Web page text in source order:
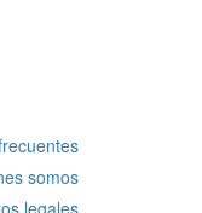
somos
legales